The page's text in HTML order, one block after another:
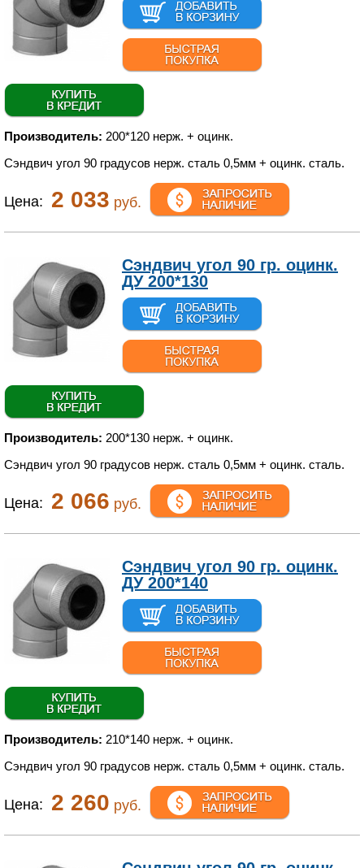
Производитель: 200*120 нерж. + оцинк.
Сэндвич угол 90 градусов нерж. сталь 0,5мм + оцинк. сталь.
Цена: 2 033 руб.
Сэндвич угол 90 гр. оцинк.
ДУ 200*130
Производитель: 200*130 нерж. + оцинк.
Сэндвич угол 90 градусов нерж. сталь 0,5мм + оцинк. сталь.
Цена: 2 066 руб.
Сэндвич угол 90 гр. оцинк.
ДУ 200*140
Производитель: 210*140 нерж. + оцинк.
Сэндвич угол 90 градусов нерж. сталь 0,5мм + оцинк. сталь.
Цена: 2 260 руб.